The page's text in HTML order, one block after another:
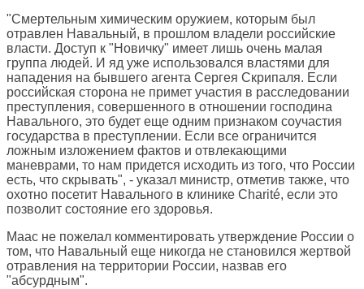
"Смертельным химическим оружием, которым был
отравлен Навальный, в прошлом владели российские
власти. Доступ к "Новичку" имеет лишь очень малая
группа людей. И яд уже использовался властями для
нападения на бывшего агента Сергея Скрипаля. Если
российская сторона не примет участия в расследовании
преступления, совершенного в отношении господина
Навального, это будет еще одним признаком соучастия
государства в преступлении. Если все ограничится
ложным изложением фактов и отвлекающими
маневрами, то нам придется исходить из того, что России
есть, что скрывать", - указал министр, отметив также, что
охотно посетит Навального в клинике Charité, если это
позволит состояние его здоровья.
Маас не пожелал комментировать утверждение России о
том, что Навальный еще никогда не становился жертвой
отравления на территории России, назвав его
"абсурдным".